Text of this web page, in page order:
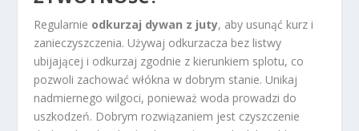
Regularnie odkurzaj dywan z juty, aby usunąć kurz i
zanieczyszczenia. Używaj odkurzacza bez listwy
ubijającej i odkurzaj zgodnie z kierunkiem splotu, co
pozwoli zachować włókna w dobrym stanie. Unikaj
nadmiernego wilgoci, ponieważ woda prowadzi do
uszkodzeń. Dobrym rozwiązaniem jest czyszczenie